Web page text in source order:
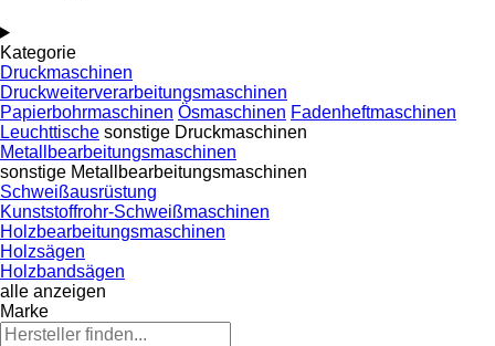
Kategorie
Druckmaschinen
Druckweiterverarbeitungsmaschinen
Papierbohrmaschinen Ösmaschinen Fadenheftmaschinen
Leuchttische sonstige Druckmaschinen
Metallbearbeitungsmaschinen
sonstige Metallbearbeitungsmaschinen
Schweißausrüstung
Kunststoffrohr-Schweißmaschinen
Holzbearbeitungsmaschinen
Holzsägen
Holzbandsägen
alle anzeigen
Marke